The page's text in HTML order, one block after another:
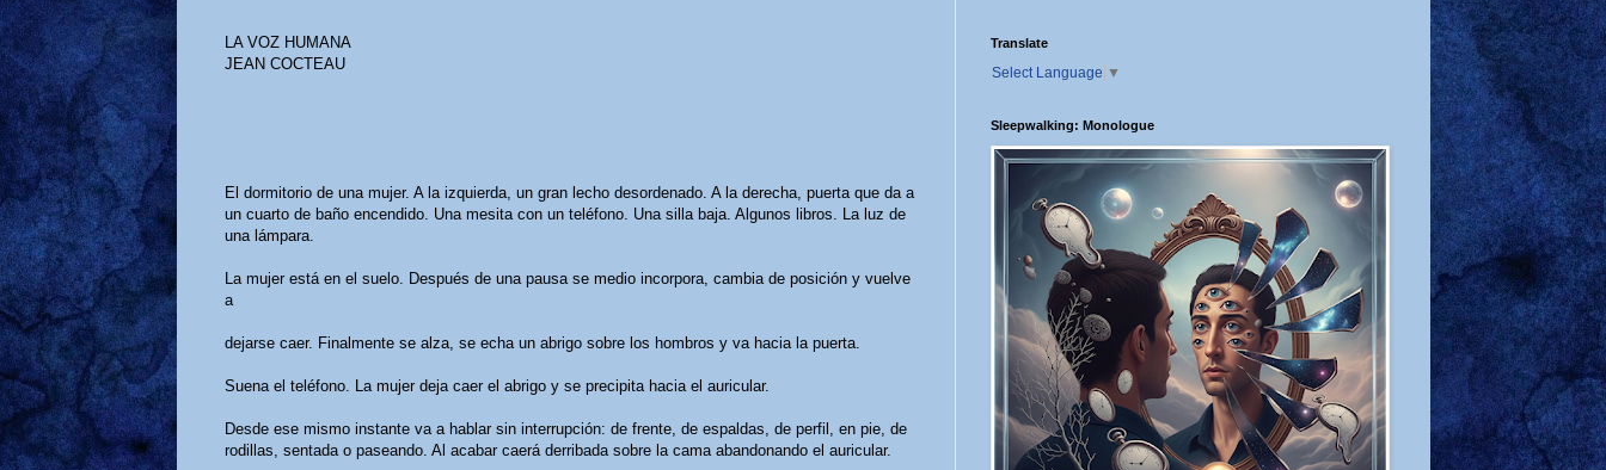
LA VOZ HUMANA
JEAN COCTEAU
El dormitorio de una mujer. A la izquierda, un gran lecho desordenado. A la derecha, puerta que da a
un cuarto de baño encendido. Una mesita con un teléfono. Una silla baja. Algunos libros. La luz de
una lámpara.
La mujer está en el suelo. Después de una pausa se medio incorpora, cambia de posición y vuelve
a
dejarse caer. Finalmente se alza, se echa un abrigo sobre los hombros y va hacia la puerta.
Suena el teléfono. La mujer deja caer el abrigo y se precipita hacia el auricular.
Desde ese mismo instante va a hablar sin interrupción: de frente, de espaldas, de perfil, en pie, de
rodillas, sentada o paseando. Al acabar caerá derribada sobre la cama abandonando el auricular.
Translate
Select Language ▼
Sleepwalking: Monologue